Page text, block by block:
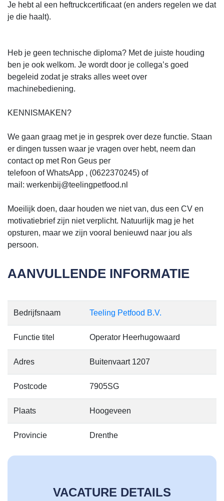
Je hebt al een heftruckcertificaat (en anders regelen we dat
je die haalt).
Heb je geen technische diploma? Met de juiste houding
ben je ook welkom. Je wordt door je collega’s goed
begeleid zodat je straks alles weet over
machinebediening.
KENNISMAKEN?
We gaan graag met je in gesprek over deze functie. Staan
er dingen tussen waar je vragen over hebt, neem dan
contact op met Ron Geus per
telefoon of WhatsApp , (0622370245) of
mail: werkenbij@teelingpetfood.nl
Moeilijk doen, daar houden we niet van, dus een CV en
motivatiebrief zijn niet verplicht. Natuurlijk mag je het
opsturen, maar we zijn vooral benieuwd naar jou als
persoon.
AANVULLENDE INFORMATIE
Bedrijfsnaam Teeling Petfood B.V.
Functie titel Operator Heerhugowaard
Adres Buitenvaart 1207
Postcode 7905SG
Plaats Hoogeveen
Provincie Drenthe
VACATURE DETAILS